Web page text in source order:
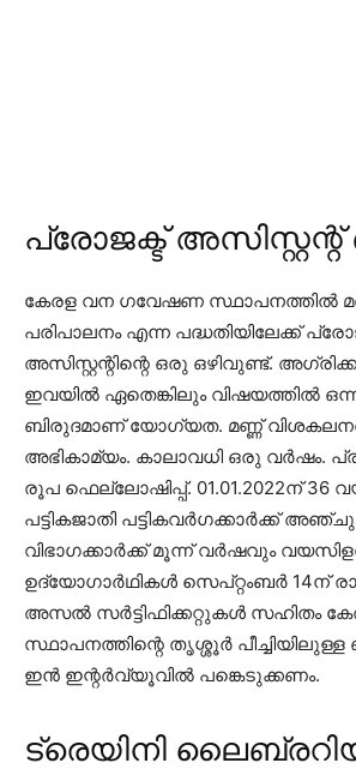
പ്രോജക്ട് അസിസ്റ്റന്റ്
കേരള വന ഗവേഷണ സ്ഥാപനത്തിൽ
പരിപാലനം എന്ന പദ്ധതിയിലേക്ക്
അസിസ്റ്റന്റിന്റെ ഒരു ഒഴിവുണ്ട്.
ഇവയിൽ ഏതെങ്കിലും വിഷയത്തിൽ
ബിരുദമാണ് യോഗ്യത. മണ്ണ്
അഭികാമ്യം. കാലാവധി ഒരു വർഷം.
രൂപ ഫെല്ലോഷിപ്പ്. 01.01.2022ന്
പട്ടികജാതി പട്ടികവർഗക്കാർക്ക് അഞ്ചും
വിഭാഗക്കാർക്ക് മൂന്ന് വർഷവും
ഉദ്യോഗാർഥികൾ സെപ്റ്റംബർ 14ന്
അസൽ സർട്ടിഫിക്കറ്റുകൾ സഹിതം
സ്ഥാപനത്തിന്റെ തൃശ്ശൂർ
ഇൻ ഇന്റർവ്യൂവിൽ പങ്കെടുക്കണം.
ട്രെയിനി